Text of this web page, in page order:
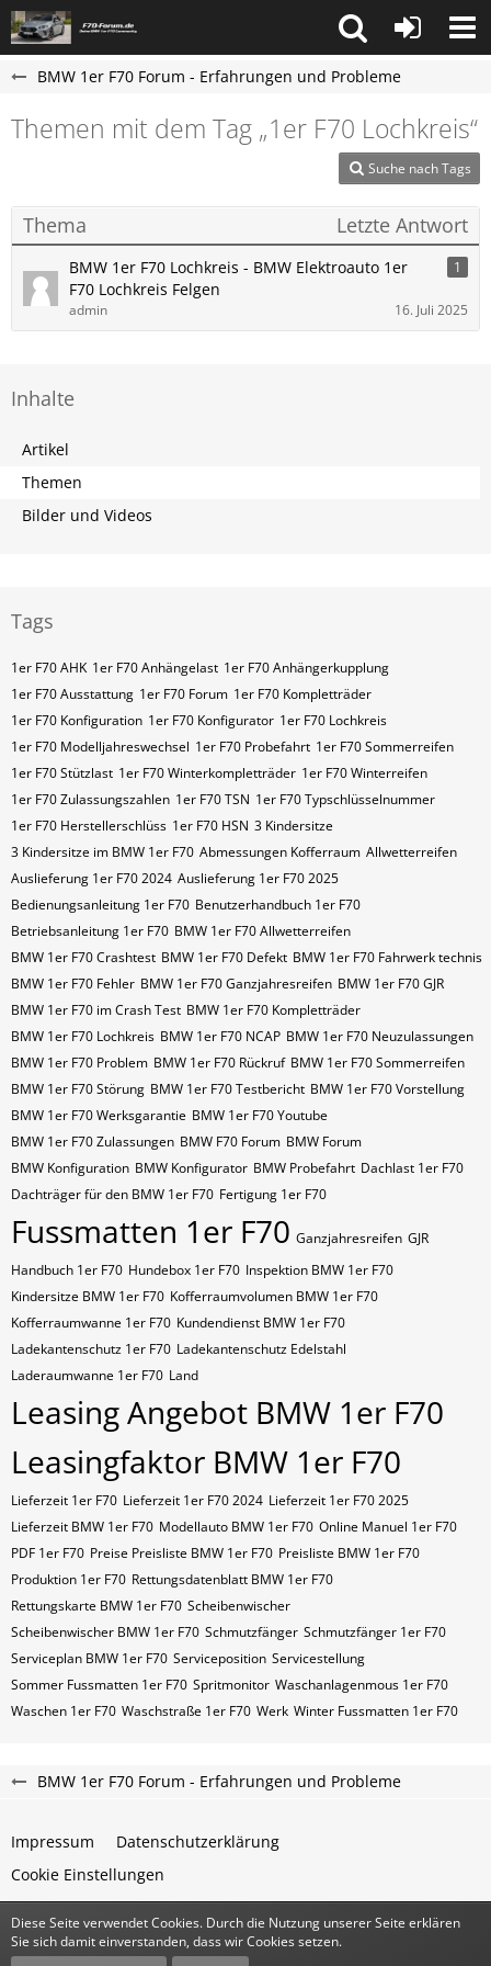
BMW 1er F70 Forum - Erfahrungen und Probleme
Themen mit dem Tag „1er F70 Lochkreis“
Suche nach Tags
Thema Letzte Antwort
BMW 1er F70 Lochkreis - BMW Elektroauto 1er
F70 Lochkreis Felgen
1
admin 16. Juli 2025
Inhalte
Artikel
Themen
Bilder und Videos
Tags
1er F70 AHK 1er F70 Anhängelast 1er F70 Anhängerkupplung
1er F70 Ausstattung 1er F70 Forum 1er F70 Kompletträder
1er F70 Konfiguration 1er F70 Konfigurator 1er F70 Lochkreis
1er F70 Modelljahreswechsel 1er F70 Probefahrt 1er F70 Sommerreifen
1er F70 Stützlast 1er F70 Winterkompletträder 1er F70 Winterreifen
1er F70 Zulassungszahlen 1er F70​​​​ TSN 1er F70​​​​ Typschlüsselnummer
1er F70​​​​​ Herstellerschlüss 1er F70​​​​​ HSN 3 Kindersitze
3 Kindersitze im BMW 1er F70 Abmessungen Kofferraum Allwetterreifen
Auslieferung 1er F70 2024 Auslieferung 1er F70 2025
Bedienungsanleitung 1er F70 Benutzerhandbuch 1er F70
Betriebsanleitung 1er F70 BMW 1er F70 Allwetterreifen
BMW 1er F70 Crashtest BMW 1er F70 Defekt BMW 1er F70 Fahrwerk technis
BMW 1er F70 Fehler BMW 1er F70 Ganzjahresreifen BMW 1er F70 GJR
BMW 1er F70 im Crash Test BMW 1er F70 Kompletträder
BMW 1er F70 Lochkreis BMW 1er F70 NCAP BMW 1er F70 Neuzulassungen
BMW 1er F70 Problem BMW 1er F70 Rückruf BMW 1er F70 Sommerreifen
BMW 1er F70 Störung BMW 1er F70 Testbericht BMW 1er F70 Vorstellung
BMW 1er F70 Werksgarantie BMW 1er F70 Youtube
BMW 1er F70 Zulassungen BMW F70 Forum BMW Forum
BMW Konfiguration BMW Konfigurator BMW Probefahrt Dachlast 1er F70
Dachträger für den BMW 1er F70 Fertigung 1er F70
Fussmatten 1er F70 Ganzjahresreifen GJR
Handbuch 1er F70 Hundebox 1er F70 Inspektion BMW 1er F70
Kindersitze BMW 1er F70 Kofferraumvolumen BMW 1er F70
Kofferraumwanne 1er F70 Kundendienst BMW 1er F70
Ladekantenschutz 1er F70 Ladekantenschutz Edelstahl
Laderaumwanne 1er F70 Land
Leasing Angebot BMW 1er F70
Leasingfaktor BMW 1er F70
Lieferzeit 1er F70 Lieferzeit 1er F70 2024 Lieferzeit 1er F70 2025
Lieferzeit BMW 1er F70 Modellauto BMW 1er F70 Online Manuel 1er F70
PDF 1er F70 Preise Preisliste BMW 1er F70 Preisliste BMW 1er F70
Produktion 1er F70 Rettungsdatenblatt BMW 1er F70
Rettungskarte BMW 1er F70 Scheibenwischer
Scheibenwischer BMW​ 1er F70 Schmutzfänger Schmutzfänger 1er F70
Serviceplan BMW 1er F70 Serviceposition Servicestellung
Sommer Fussmatten 1er F70 Spritmonitor Waschanlagenmous 1er F70
Waschen 1er F70 Waschstraße 1er F70 Werk Winter Fussmatten 1er F70
BMW 1er F70 Forum - Erfahrungen und Probleme
Impressum
Datenschutzerklärung
Cookie Einstellungen
Community-Software:WoltLab Suite™
Diese Seite verwendet Cookies. Durch die Nutzung unserer Seite erklären
Sie sich damit einverstanden, dass wir Cookies setzen.